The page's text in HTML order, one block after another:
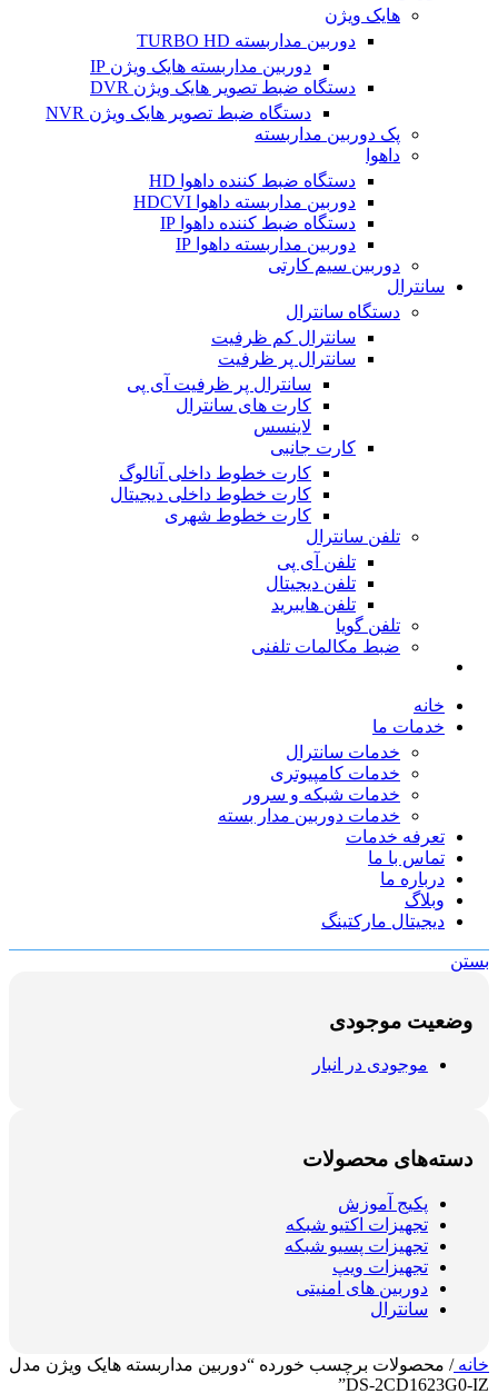
هایک ویژن
دوربین مداربسته TURBO HD
دوربین مداربسته هایک ویژن IP
دستگاه ضبط تصویر هایک ویژن DVR
دستگاه ضبط تصویر هایک ویژن NVR
پک دوربین مداربسته
داهوا
دستگاه ضبط کننده داهوا HD
دوربین مداربسته داهوا HDCVI
دستگاه ضبط کننده داهوا IP
دوربین مداربسته داهوا IP
دوربین سیم کارتی
سانترال
دستگاه سانترال
سانترال کم ظرفیت
سانترال پر ظرفیت
سانترال پر ظرفیت آی پی
کارت های سانترال
لاینسس
کارت جانبی
کارت خطوط داخلی آنالوگ
کارت خطوط داخلی دیجیتال
کارت خطوط شهری
تلفن سانترال
تلفن آی پی
تلفن دیجیتال
تلفن هایبرید
تلفن گویا
ضبط مکالمات تلفنی
خانه
خدمات ما
خدمات سانترال
خدمات کامپیوتری
خدمات شبکه و سرور
خدمات دوربین مدار بسته
تعرفه خدمات
تماس با ما
درباره ما
وبلاگ
دیجیتال مارکتینگ
بستن
وضعیت موجودی
موجودی در انبار
دسته‌های محصولات
پکیج آموزش
تجهیزات اکتیو شبکه
تجهیزات پسیو شبکه
تجهیزات ویپ
دوربین های امنیتی
سانترال
خانه/ محصولات برچسب خورده “دوربین مداربسته هایک ویژن مدل
DS-2CD1623G0-IZ”